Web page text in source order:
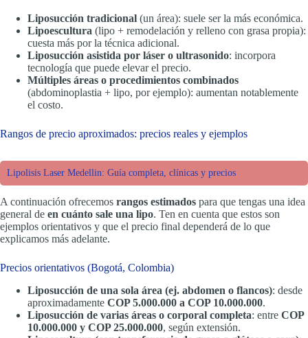
Liposucción tradicional (un área): suele ser la más económica.
Lipoescultura (lipo + remodelación y relleno con grasa propia):
cuesta más por la técnica adicional.
Liposucción asistida por láser o ultrasonido: incorpora
tecnología que puede elevar el precio.
Múltiples áreas o procedimientos combinados
(abdominoplastia + lipo, por ejemplo): aumentan notablemente
el costo.
Rangos de precio aproximados: precios reales y ejemplos
Lipolisis Laser Medellin: Guía completa, clínicas y precios
A continuación ofrecemos rangos estimados para que tengas una idea
general de en cuánto sale una lipo. Ten en cuenta que estos son
ejemplos orientativos y que el precio final dependerá de lo que
explicamos más adelante.
Precios orientativos (Bogotá, Colombia)
Liposucción de una sola área (ej. abdomen o flancos): desde
aproximadamente COP 5.000.000 a COP 10.000.000.
Liposucción de varias áreas o corporal completa: entre COP
10.000.000 y COP 25.000.000, según extensión.